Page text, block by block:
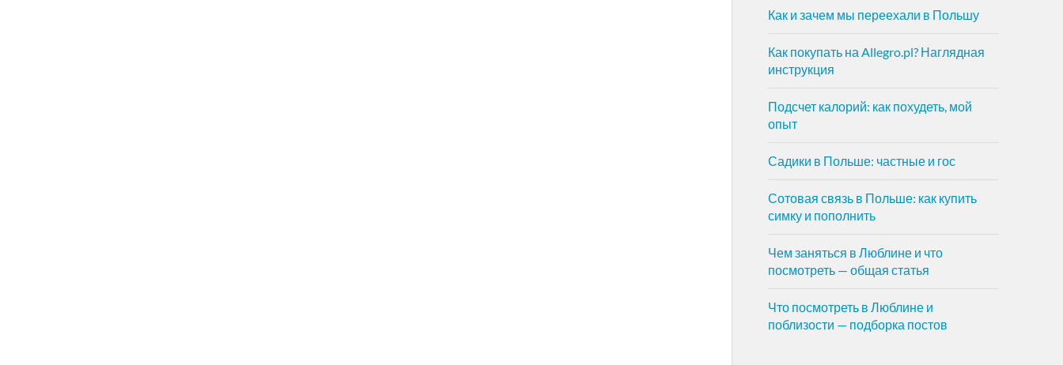
Как и зачем мы переехали в Польшу
Как покупать на Allegro.pl? Наглядная
инструкция
Подсчет калорий: как похудеть, мой
опыт
Садики в Польше: частные и гос
Сотовая связь в Польше: как купить
симку и пополнить
Чем заняться в Люблине и что
посмотреть — общая статья
Что посмотреть в Люблине и
поблизости — подборка постов